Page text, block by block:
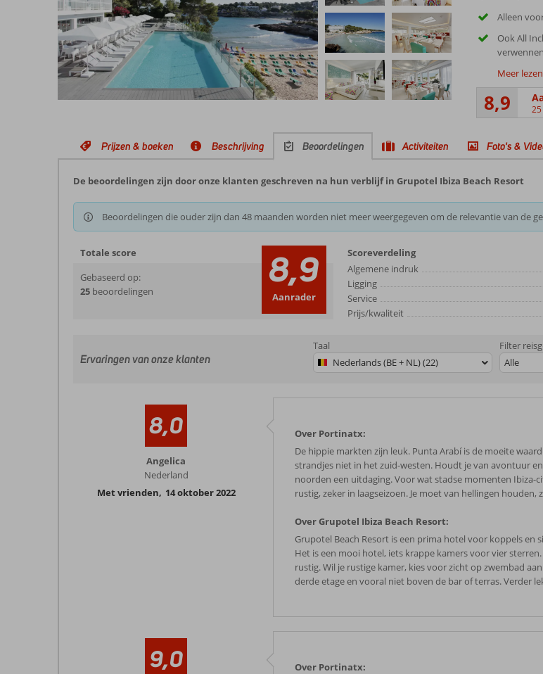
Alleen
Ook All
verwennen
Meer lezen
8,9
Prijzen & boeken Beschrijving Beoordelingen Activiteiten Foto's &
De beoordelingen zijn door onze klanten geschreven na hun verblijf in Grupotel Ibiza Beach Resort
Beoordelingen die ouder zijn dan 48 maanden worden niet meer weergegeven om de relevantie van de
Totale score
Gebaseerd op:
25 beoordelingen 8,9
Aanrader
Scoreverdeling
Algemene indruk
Ligging
Service
Prijs/kwaliteit
Ervaringen van onze klanten
Taal
Nederlands (BE + NL) (22)
Filter
Alle
8,0
Angelica
Nederland
Met vrienden, 14 oktober 2022
Over Portinatx:
De hippie markten zijn leuk. Punta Arabí is de moeite
strandjes niet in het zuid-westen. Houdt je van avontuur
noorden een uitdaging. Voor wat stadse momenten Ibiza-
rustig, zeker in laagseizoen. Je moet van hellingen houden,
Over Grupotel Ibiza Beach Resort:
Grupotel Beach Resort is een prima hotel voor koppels en
Het is een mooi hotel, iets krappe kamers voor vier
rustig. Wil je rustige kamer, kies voor zicht op zwembad
derde etage en vooral niet boven de bar of terras. Verder
9,0
Over Portinatx: